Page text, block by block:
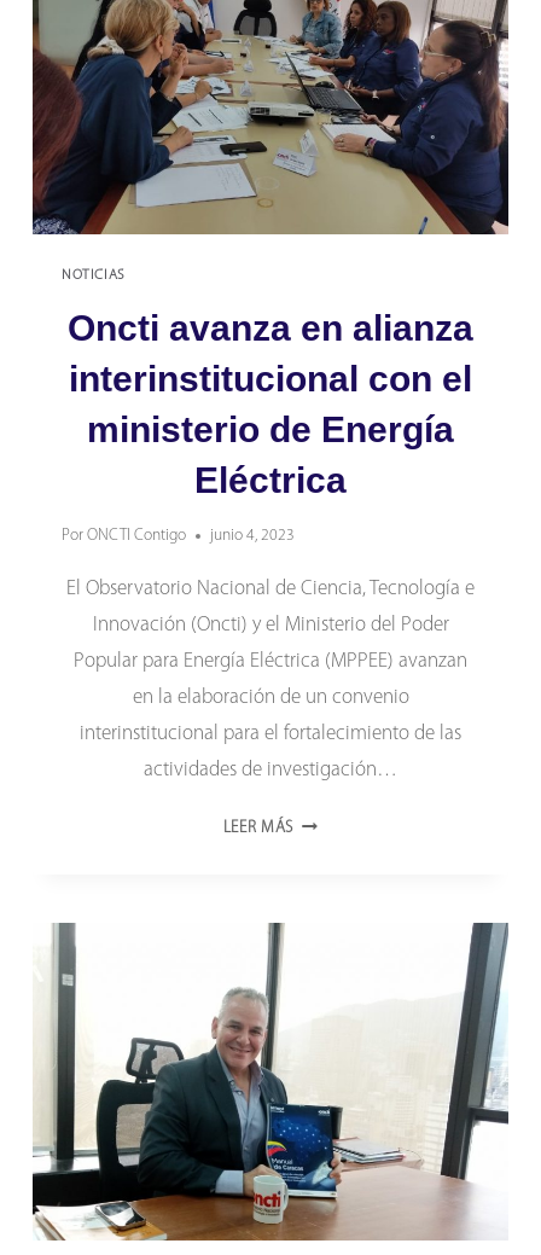
LA
CIENCIA
NOTICIAS
Oncti avanza en alianza
interinstitucional con el
ministerio de Energía
Eléctrica
Por ONCTI Contigo junio 4, 2023
El Observatorio Nacional de Ciencia, Tecnología e
Innovación (Oncti) y el Ministerio del Poder
Popular para Energía Eléctrica (MPPEE) avanzan
en la elaboración de un convenio
interinstitucional para el fortalecimiento de las
actividades de investigación…
LEER MÁS ONCTI
ELÉCTRICA